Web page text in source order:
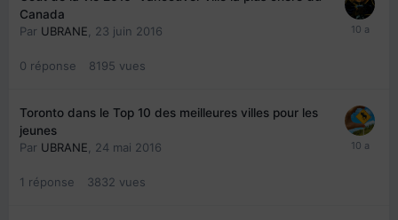
Canada
Par UBRANE 23 juin 2016
0 réponse 8195 vues
Toronto dans le Top 10 des meilleures villes pour les
jeunes
Par UBRANE 24 mai 2016
1 réponse 3832 vues